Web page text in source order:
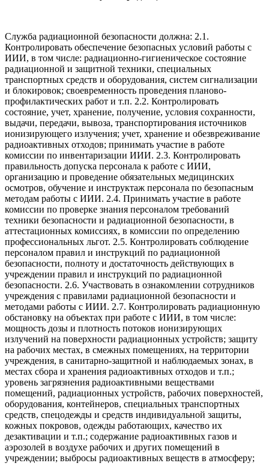
Служба радиационной безопасности должна: 2.1.
Контролировать обеспечение безопасных условий работы с
ИИИ, в том числе: радиационно-гигиеническое состояние
радиационной и защитной техники, специальных
транспортных средств и оборудования, систем сигнализации
и блокировок; своевременность проведения планово-
профилактических работ и т.п. 2.2. Контролировать
состояние, учет, хранение, получение, условия сохранности,
выдачи, передачи, вывоза, транспортирования источников
ионизирующего излучения; учет, хранение и обезвреживание
радиоактивных отходов; принимать участие в работе
комиссии по инвентаризации ИИИ. 2.3. Контролировать
правильность допуска персонала к работе с ИИИ,
организацию и проведение обязательных медицинских
осмотров, обучение и инструктаж персонала по безопасным
методам работы с ИИИ. 2.4. Принимать участие в работе
комиссии по проверке знания персоналом требований
техники безопасности и радиационной безопасности, в
аттестационных комиссиях, в комиссии по определению
профессиональных льгот. 2.5. Контролировать соблюдение
персоналом правил и инструкций по радиационной
безопасности, полноту и достаточность действующих в
учреждении правил и инструкций по радиационной
безопасности. 2.6. Участвовать в ознакомлении сотрудников
учреждения с правилами радиационной безопасности и
методами работы с ИИИ. 2.7. Контролировать радиационную
обстановку на объектах при работе с ИИИ, в том числе:
мощность дозы и плотность потоков ионизирующих
излучений на поверхности радиационных устройств; защиту
на рабочих местах, в смежных помещениях, на территории
учреждения, в санитарно-защитной и наблюдаемых зонах, в
местах сбора и хранения радиоактивных отходов и т.п.;
уровень загрязнения радиоактивными веществами
помещений, радиационных устройств, рабочих поверхностей,
оборудования, контейнеров, специальных транспортных
средств, спецодежды и средств индивидуальной защиты,
кожных покровов, одежды работающих, качество их
дезактивации и т.п.; содержание радиоактивных газов и
аэрозолей в воздухе рабочих и других помещений в
учреждении; выбросы радиоактивных веществ в атмосферу;